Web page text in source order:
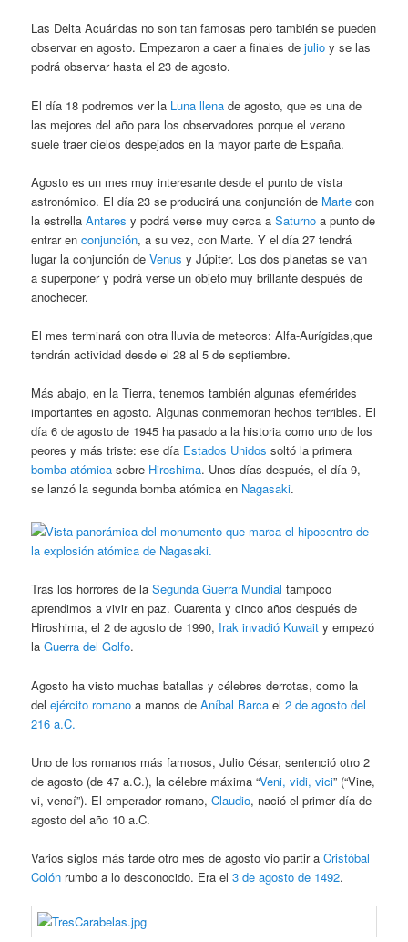
Las Delta Acuáridas no son tan famosas pero también se pueden
observar en agosto. Empezaron a caer a finales dejulio y se las
podrá observar hasta el 23 de agosto.
El día 18 podremos ver la Luna llena de agosto, que es una de
las mejores del año para los observadores porque el verano
suele traer cielos despejados en la mayor parte de España.
Agosto es un mes muy interesante desde el punto de vista
astronómico. El día 23 se producirá una conjunción de Marte con
la estrellaAntares y podrá verse muy cerca aSaturno a punto de
entrar enconjunción, a su vez, con Marte. Y el día 27 tendrá
lugar la conjunción deVenus y Júpiter. Los dos planetas se van
a superponer y podrá verse un objeto muy brillante después de
anochecer.
El mes terminará con otra lluvia de meteoros: Alfa-Aurígidas,que
tendrán actividad desde el 28 al 5 de septiembre.
Más abajo, en la Tierra, tenemos también algunas efemérides
importantes en agosto. Algunas conmemoran hechos terribles. El
día 6 de agosto de 1945 ha pasado a la historia como uno de los
peores y más triste: ese día Estados Unidos soltó la primera
bomba atómica sobre Hiroshima. Unos días después, el día 9,
se lanzó la segunda bomba atómica en Nagasaki.
Tras los horrores de laSegunda Guerra Mundial tampoco
aprendimos a vivir en paz. Cuarenta y cinco años después de
Hiroshima, el 2 de agosto de 1990, Irak invadió Kuwait y empezó
laGuerra del Golfo.
Agosto ha visto muchas batallas y célebres derrotas, como la
delejército romano a manos deAníbal Barca el2 de agosto del
216 a.C.
Uno de los romanos más famosos, Julio César, sentenció otro 2
de agosto (de 47 a.C.), la célebre máxima “Veni, vidi, vici” (“Vine,
vi, vencí”). El emperador romano,Claudio, nació el primer día de
agosto del año 10 a.C.
Varios siglos más tarde otro mes de agosto vio partir aCristóbal
Colón rumbo a lo desconocido. Era el3 de agosto de 1492.